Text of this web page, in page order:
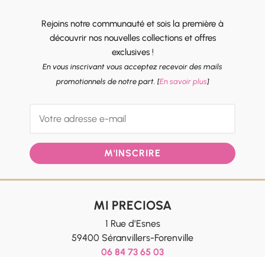
Rejoins notre communauté et sois la première à
découvrir nos nouvelles collections et offres
exclusives !
En vous inscrivant vous acceptez recevoir des mails
promotionnels de notre part. [En savoir plus]
M'INSCRIRE
MI PRECIOSA
1 Rue d’Esnes
59400 Séranvillers-Forenville
06 84 73 65 03